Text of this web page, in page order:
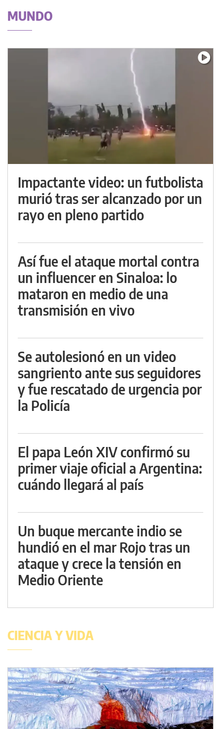
MUNDO
Impactante video: un futbolista
murió tras ser alcanzado por un
rayo en pleno partido
Así fue el ataque mortal contra
un influencer en Sinaloa: lo
mataron en medio de una
transmisión en vivo
Se autolesionó en un video
sangriento ante sus seguidores
y fue rescatado de urgencia por
la Policía
El papa León XIV confirmó su
primer viaje oficial a Argentina:
cuándo llegará al país
Un buque mercante indio se
hundió en el mar Rojo tras un
ataque y crece la tensión en
Medio Oriente
CIENCIA Y VIDA